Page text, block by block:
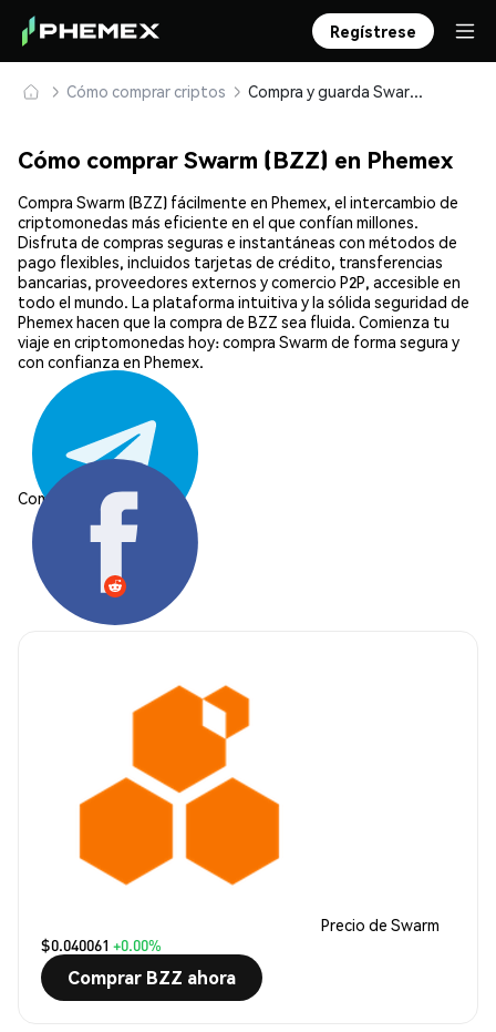
Regístrese
Cómo comprar criptos Compra y guarda Swarm (BZZ) de forma segura
Cómo comprar Swarm (BZZ) en Phemex
Compra Swarm (BZZ) fácilmente en Phemex, el intercambio de
criptomonedas más eficiente en el que confían millones.
Disfruta de compras seguras e instantáneas con métodos de
pago flexibles, incluidos tarjetas de crédito, transferencias
bancarias, proveedores externos y comercio P2P, accesible en
todo el mundo. La plataforma intuitiva y la sólida seguridad de
Phemex hacen que la compra de BZZ sea fluida. Comienza tu
viaje en criptomonedas hoy: compra Swarm de forma segura y
con confianza en Phemex.
Compartir:
Precio de Swarm
$0.040061 +0.00%
Comprar BZZ ahora